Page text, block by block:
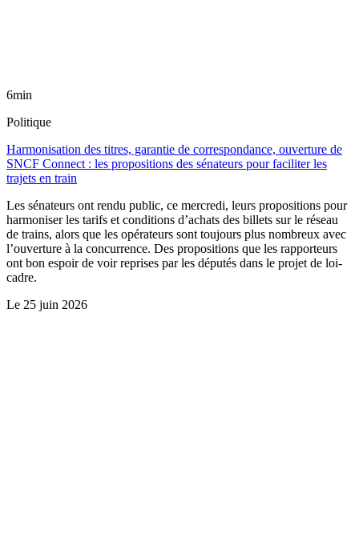
6min
Politique
Harmonisation des titres, garantie de correspondance, ouverture de
SNCF Connect : les propositions des sénateurs pour faciliter les
trajets en train
Les sénateurs ont rendu public, ce mercredi, leurs propositions pour
harmoniser les tarifs et conditions d’achats des billets sur le réseau
de trains, alors que les opérateurs sont toujours plus nombreux avec
l’ouverture à la concurrence. Des propositions que les rapporteurs
ont bon espoir de voir reprises par les députés dans le projet de loi-
cadre.
Le 25 juin 2026